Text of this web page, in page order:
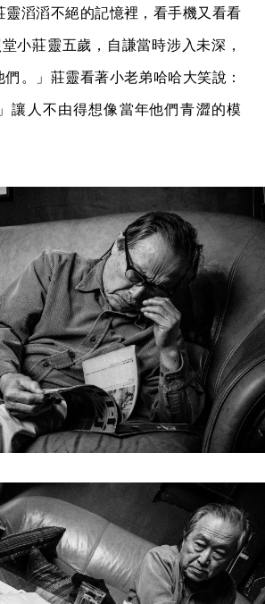
靈滔滔不絕的記憶裡，看手機又看看
堂小莊靈五歲，自謙當時涉入未深，
。」莊靈看著小老弟哈哈大笑說：
讓人不由得想像當年他們青澀的模